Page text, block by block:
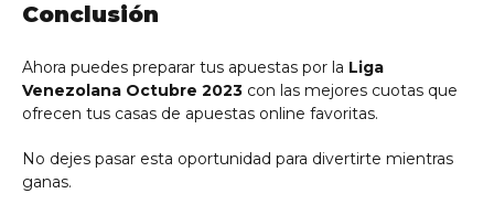
Conclusión
Ahora puedes preparar tus apuestas por la Liga
Venezolana Octubre 2023 con las mejores cuotas que
ofrecen tus casas de apuestas online favoritas.
No dejes pasar esta oportunidad para divertirte mientras
ganas.